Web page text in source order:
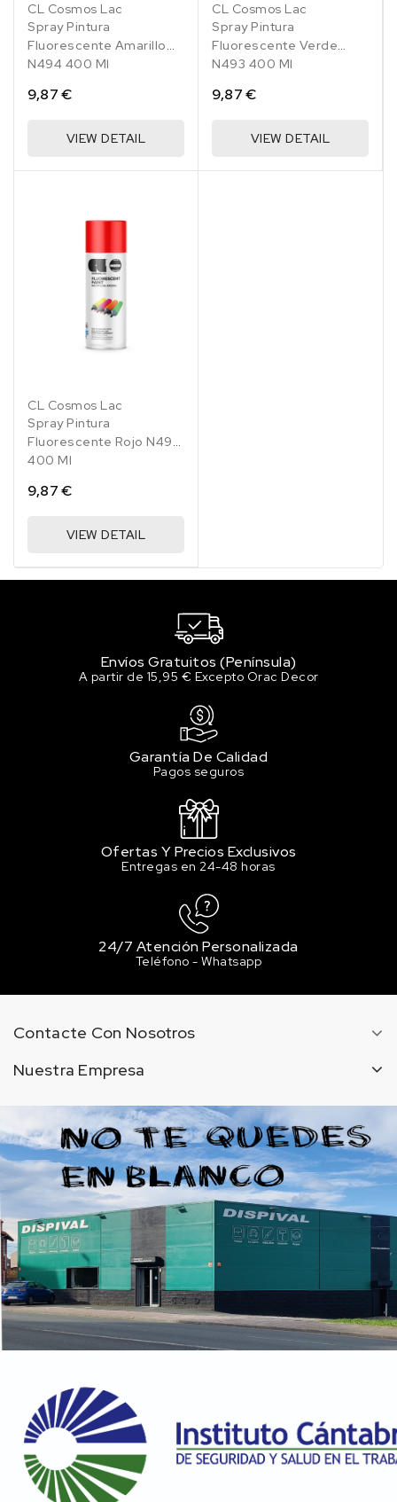
CL Cosmos Lac
Spray Pintura
Fluorescente Amarillo
N494 400 Ml
9,87 €
VIEW DETAIL
CL Cosmos Lac
Spray Pintura
Fluorescente Verde
N493 400 Ml
9,87 €
VIEW DETAIL
CL Cosmos Lac
Spray Pintura
Fluorescente Rojo N490
400 Ml
9,87 €
VIEW DETAIL
Envíos Gratuitos (Península)
A partir de 15,95 € Excepto Orac Decor
Garantía De Calidad
Pagos seguros
Ofertas Y Precios Exclusivos
Entregas en 24-48 horas
24/7 Atención Personalizada
Teléfono - Whatsapp
Contacte Con Nosotros
Nuestra Empresa